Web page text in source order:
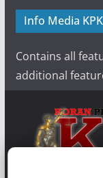
Info Media KPK
Contains all
additional